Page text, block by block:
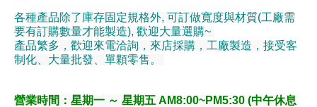
各種產品除了庫存固定規格外, 可訂做寬度與材質(工廠需
要有訂購數量才能製造), 歡迎大量選購~
產品繁多，歡迎來電洽詢，來店採購，工廠製造，接受客
制化、大量批發、單顆零售。
營業時間：星期一 ～ 星期五 AM8:00~PM5:30 (中午休息